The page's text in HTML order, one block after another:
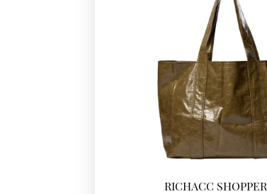
RICHACC SHOPPER